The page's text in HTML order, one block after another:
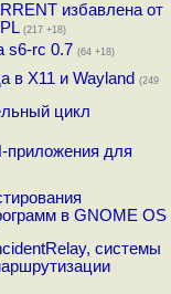
избавлена от
(217 +18)
s6-rc 0.7 (64 +18)
в X11 и Wayland (249
цикл
приложения для
в GNOME OS
системы